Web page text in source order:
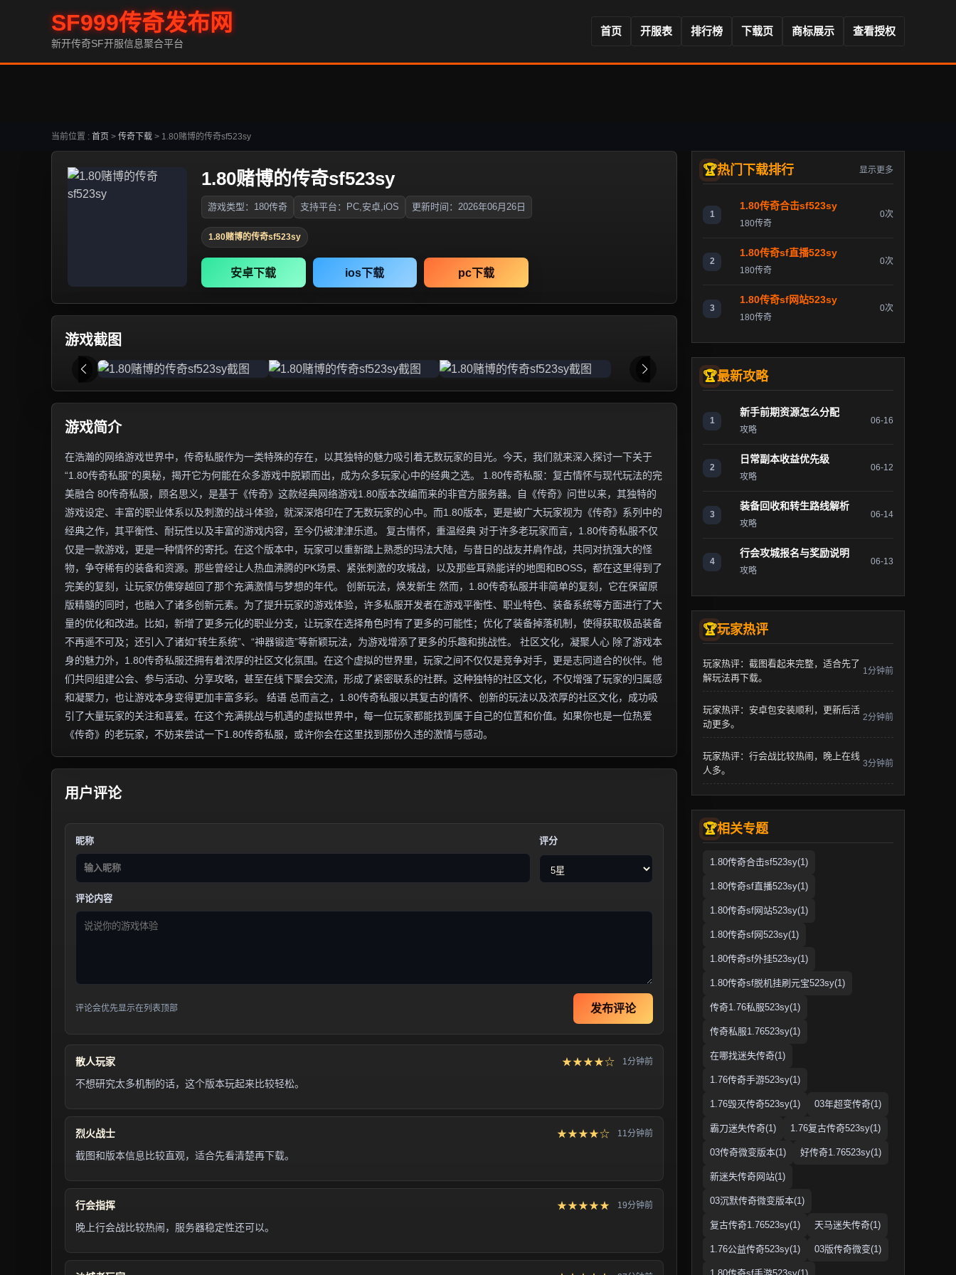
SF999传奇发布网
新开传奇SF开服信息聚合平台
首页 开服表 排行榜 下载页 商标展示 查看授权
当前位置 : 首页 > 传奇下载 > 1.80赌博的传奇sf523sy
1.80赌博的传奇sf523sy
游戏类型：180传奇 支持平台：PC,安卓,iOS 更新时间：2026年06月26日
1.80赌博的传奇sf523sy
安卓下载 ios下载 pc下载
游戏截图
游戏简介
在浩瀚的网络游戏世界中，传奇私服作为一类特殊的存在，以其独特的魅力吸引着无数玩家的目光。今天，我们就来深入探讨一下关于
“1.80传奇私服”的奥秘，揭开它为何能在众多游戏中脱颖而出，成为众多玩家心中的经典之选。 1.80传奇私服：复古情怀与现代玩法的完
美融合 80传奇私服，顾名思义，是基于《传奇》这款经典网络游戏1.80版本改编而来的非官方服务器。自《传奇》问世以来，其独特的
游戏设定、丰富的职业体系以及刺激的战斗体验，就深深烙印在了无数玩家的心中。而1.80版本，更是被广大玩家视为《传奇》系列中的
经典之作，其平衡性、耐玩性以及丰富的游戏内容，至今仍被津津乐道。 复古情怀，重温经典 对于许多老玩家而言，1.80传奇私服不仅
仅是一款游戏，更是一种情怀的寄托。在这个版本中，玩家可以重新踏上熟悉的玛法大陆，与昔日的战友并肩作战，共同对抗强大的怪
物，争夺稀有的装备和资源。那些曾经让人热血沸腾的PK场景、紧张刺激的攻城战，以及那些耳熟能详的地图和BOSS，都在这里得到了
完美的复刻，让玩家仿佛穿越回了那个充满激情与梦想的年代。 创新玩法，焕发新生 然而，1.80传奇私服并非简单的复刻，它在保留原
版精髓的同时，也融入了诸多创新元素。为了提升玩家的游戏体验，许多私服开发者在游戏平衡性、职业特色、装备系统等方面进行了大
量的优化和改进。比如，新增了更多元化的职业分支，让玩家在选择角色时有了更多的可能性；优化了装备掉落机制，使得获取极品装备
不再遥不可及；还引入了诸如“转生系统”、“神器锻造”等新颖玩法，为游戏增添了更多的乐趣和挑战性。 社区文化，凝聚人心 除了游戏本
身的魅力外，1.80传奇私服还拥有着浓厚的社区文化氛围。在这个虚拟的世界里，玩家之间不仅仅是竞争对手，更是志同道合的伙伴。他
们共同组建公会、参与活动、分享攻略，甚至在线下聚会交流，形成了紧密联系的社群。这种独特的社区文化，不仅增强了玩家的归属感
和凝聚力，也让游戏本身变得更加丰富多彩。 结语 总而言之，1.80传奇私服以其复古的情怀、创新的玩法以及浓厚的社区文化，成功吸
引了大量玩家的关注和喜爱。在这个充满挑战与机遇的虚拟世界中，每一位玩家都能找到属于自己的位置和价值。如果你也是一位热爱
《传奇》的老玩家，不妨来尝试一下1.80传奇私服，或许你会在这里找到那份久违的激情与感动。
用户评论
昵称 评分
评论内容
评论会优先显示在列表顶部 发布评论
散人玩家 ★★★★☆ 1分钟前
不想研究太多机制的话，这个版本玩起来比较轻松。
烈火战士 ★★★★☆ 11分钟前
截图和版本信息比较直观，适合先看清楚再下载。
行会指挥 ★★★★★ 19分钟前
晚上行会战比较热闹，服务器稳定性还可以。
热门下载排行 显示更多
1
1.80传奇合击sf523sy
180传奇
0次
2
1.80传奇sf直播523sy
180传奇
0次
3
1.80传奇sf网站523sy
180传奇
0次
最新攻略
1
新手前期资源怎么分配
攻略
06-16
2
日常副本收益优先级
攻略
06-12
3
装备回收和转生路线解析
攻略
06-14
4
行会攻城报名与奖励说明
攻略
06-13
玩家热评
玩家热评：截图看起来完整，适合先了
解玩法再下载。
1分钟前
玩家热评：安卓包安装顺利，更新后活
动更多。
2分钟前
玩家热评：行会战比较热闹，晚上在线
人多。
3分钟前
相关专题
1.80传奇合击sf523sy(1)
1.80传奇sf直播523sy(1)
1.80传奇sf网站523sy(1)
1.80传奇sf网523sy(1)
1.80传奇sf外挂523sy(1)
1.80传奇sf脱机挂刷元宝523sy(1)
传奇1.76私服523sy(1)
传奇私服1.76523sy(1)
在哪找迷失传奇(1)
1.76传奇手游523sy(1)
1.76毁灭传奇523sy(1) 03年超变传奇(1)
霸刀迷失传奇(1) 1.76复古传奇523sy(1)
03传奇微变版本(1) 好传奇1.76523sy(1)
新迷失传奇网站(1)
03沉默传奇微变版本(1)
复古传奇1.76523sy(1) 天马迷失传奇(1)
1.76公益传奇523sy(1) 03版传奇微变(1)